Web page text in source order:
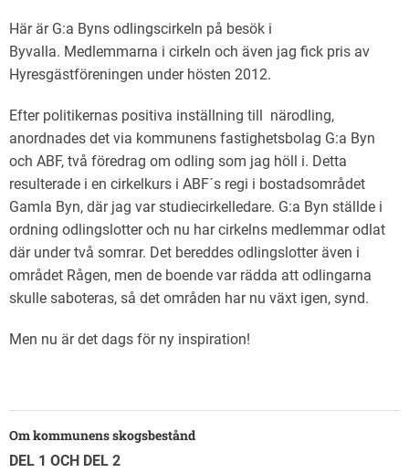
Här är G:a Byns odlingscirkeln på besök i
Byvalla. Medlemmarna i cirkeln och även jag fick pris av
Hyresgästföreningen under hösten 2012.
Efter politikernas positiva inställning till närodling,
anordnades det via kommunens fastighetsbolag G:a Byn
och ABF, två föredrag om odling som jag höll i. Detta
resulterade i en cirkelkurs i ABF´s regi i bostadsområdet
Gamla Byn, där jag var studiecirkelledare. G:a Byn ställde i
ordning odlingslotter och nu har cirkelns medlemmar odlat
där under två somrar. Det bereddes odlingslotter även i
området Rågen, men de boende var rädda att odlingarna
skulle saboteras, så det områden har nu växt igen, synd.
Men nu är det dags för ny inspiration!
Om kommunens skogsbestånd
DEL 1 OCH DEL 2